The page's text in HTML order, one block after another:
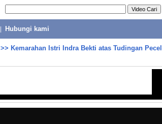
Hubungi kami
>> Kemarahan Istri Indra Bekti atas Tudingan